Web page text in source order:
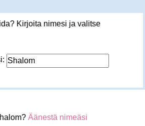
Kirjoita nimesi ja valitse
Äänestä nimeäsi